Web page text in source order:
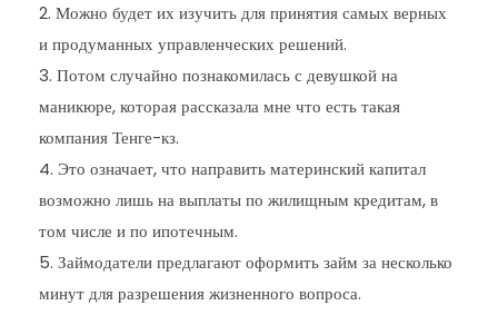
Можно будет их изучить для принятия самых верных
и продуманных управленческих решений.
Потом случайно познакомилась с девушкой на
маникюре, которая рассказала мне что есть такая
компания Тенге-кз.
Это означает, что направить материнский капитал
возможно лишь на выплаты по жилищным кредитам, в
том числе и по ипотечным.
Займодатели предлагают оформить займ за несколько
минут для разрешения жизненного вопроса.